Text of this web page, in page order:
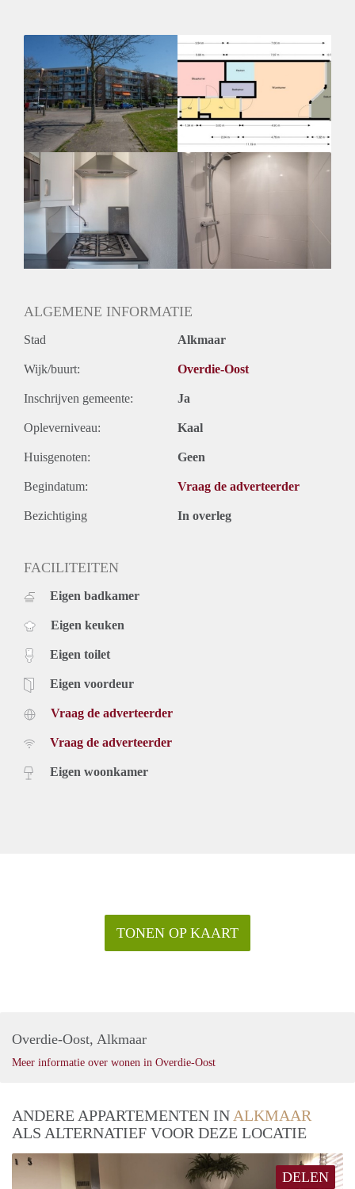
Huurtoeslag
Mogelijk
Inkomen eis
N.V.T.
Huurtermijn
Onbepaalde termijn
Oplevering
Kaal
ALGEMENE INFORMATIE
Stad Alkmaar
Wijk/buurt: Overdie-Oost
Inschrijven gemeente: Ja
Opleverniveau: Kaal
Huisgenoten: Geen
Begindatum: Vraag de adverteerder
Bezichtiging In overleg
FACILITEITEN
Eigen badkamer
Eigen keuken
Eigen toilet
Eigen voordeur
Vraag de adverteerder
Vraag de adverteerder
Eigen woonkamer
TONEN OP KAART
Overdie-Oost, Alkmaar
Meer informatie over wonen in Overdie-Oost
ANDERE APPARTEMENTEN IN ALKMAAR
ALS ALTERNATIEF VOOR DEZE LOCATIE
DELEN